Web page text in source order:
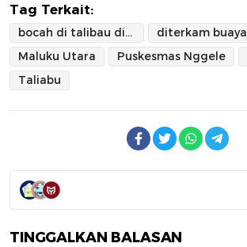
Tag Terkait:
bocah di talibau diterkam buaya
diterkam buaya
Maluku Utara
Puskesmas Nggele
Taliabu
TINGGALKAN BALASAN